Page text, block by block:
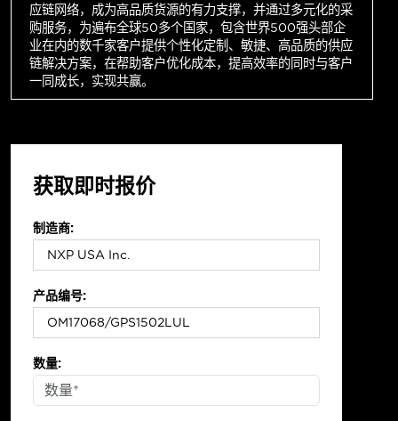
应链网络，成为高品质货源的有力支撑，并通过多元化的采
购服务，为遍布全球50多个国家，包含世界500强头部企
业在内的数千家客户提供个性化定制、敏捷、高品质的供应
链解决方案，在帮助客户优化成本，提高效率的同时与客户
一同成长，实现共赢。
获取即时报价
制造商:
产品编号:
数量: